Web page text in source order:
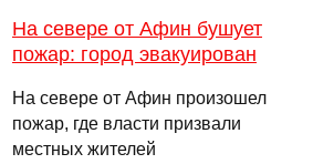
На севере от Афин бушует
пожар: город эвакуирован
На севере от Афин произошел
пожар, где власти призвали
местных жителей